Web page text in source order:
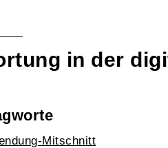
in der
Mitschnitt